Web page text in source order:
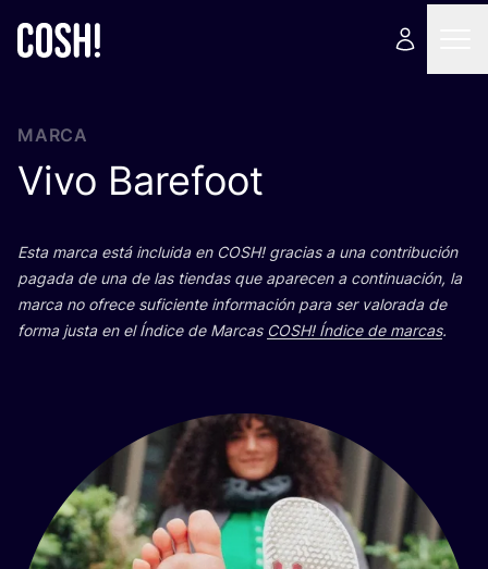
MARCA
Vivo Barefoot
Esta mar­ca está inclui­da en COSH! gra­cias a una con­tri­bu­ción
paga­da de una de las tien­das que apa­re­cen a con­ti­nua­ción, la
mar­ca no ofre­ce sufi­cien­te infor­ma­ción para ser valo­ra­da de
for­ma jus­ta en el Índi­ce de Mar­cas COSH! Índi­ce de mar­cas.